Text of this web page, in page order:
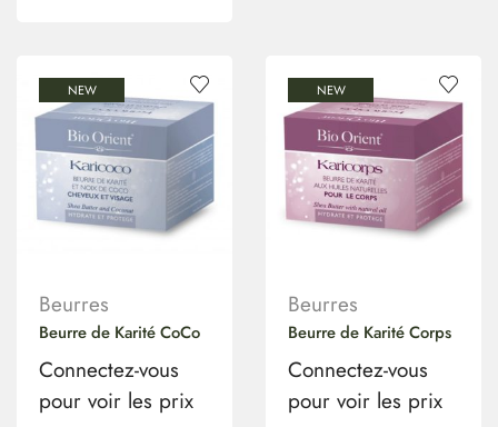
NEW
Beurres
Beurre de Karité CoCo
Connectez-vous
pour voir les prix
NEW
Beurres
Beurre de Karité Corps
Connectez-vous
pour voir les prix